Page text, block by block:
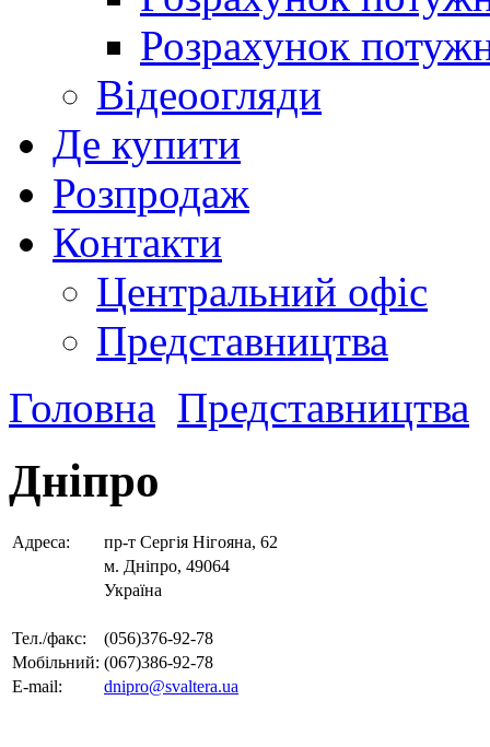
Розрахунок
Відеоогляди
Де купити
Розпродаж
Контакти
Центральний офіс
Представництва
Головна Представництва
Дніпро
Адреса:
пр-т Сергія Нігояна, 62
м. Дніпро, 49064
Україна
Тел./факс:
(056)376-92-78
Мобільний: (067)386-92-78
E-mail:
dnipro@svaltera.ua